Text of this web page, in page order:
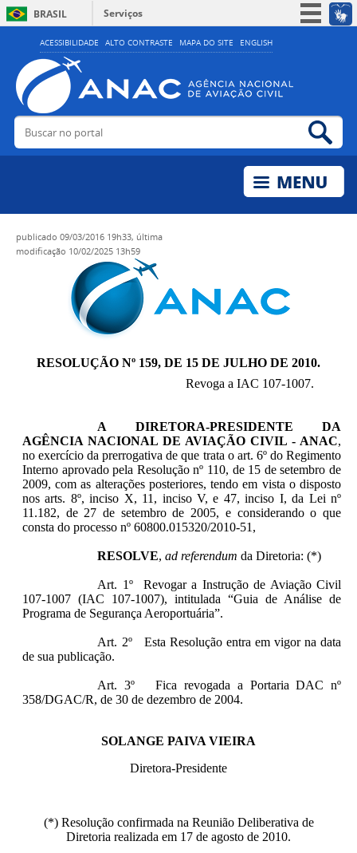
ACESSIBILIDADE ALTO CONTRASTE MAPA DO SITE ENGLISH
BRASIL
Serviços
Simplifique!
Acesso à informação
Legislação
Buscar no portal
publicado 09/03/2016 19h33, última
modificação 10/02/2025 13h59
RESOLUÇÃO Nº 159, DE 15 DE JULHO DE 2010.
Revoga a IAC 107-1007.
A
DIRETORA-PRESIDENTE DA
AGÊNCIA NACIONAL DE AVIAÇÃO CIVIL - ANAC,
no exercício da prerrogativa de que trata o art. 6º do Regimento
Interno aprovado pela Resolução nº 110, de 15 de setembro de
2009, com as alterações posteriores, tendo em vista o disposto
nos arts. 8º, inciso X, 11, inciso V, e 47, inciso I, da Lei nº
11.182, de 27 de setembro de 2005, e considerando o que
consta do processo nº 60800.015320/2010-51,
RESOLVE,ad referendumda Diretoria: (*)
Art. 1º Revogar a Instrução de Aviação Civil
107-1007 (IAC 107-1007), intitulada “Guia de Análise de
Programa de Segurança Aeroportuária”.
Art. 2º Esta Resolução entra em vigor na data
de sua publicação.
Art. 3º Fica revogada a Portaria DAC nº
358/DGAC/R, de 30 de dezembro de 2004.
SOLANGE PAIVA VIEIRA
Diretora-Presidente
(*) Resolução confirmada na Reunião Deliberativa de
Diretoria realizada em 17 de agosto de 2010.